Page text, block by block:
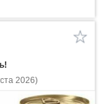
2026)